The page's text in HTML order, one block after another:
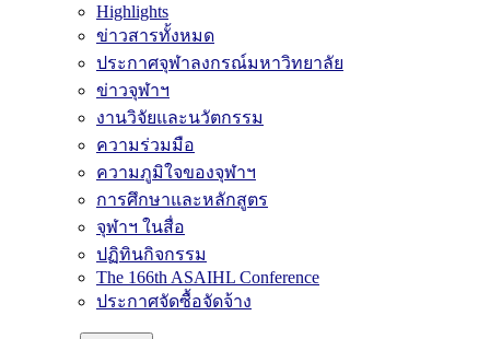
Highlights
ข่าวสารทั้งหมด
ประกาศจุฬาลงกรณ์มหาวิทยาลัย
ข่าวจุฬาฯ
งานวิจัยและนวัตกรรม
ความร่วมมือ
ความภูมิใจของจุฬาฯ
การศึกษาและหลักสูตร
จุฬาฯ ในสื่อ
ปฏิทินกิจกรรม
The 166th ASAIHL Conference
ประกาศจัดซื้อจัดจ้าง